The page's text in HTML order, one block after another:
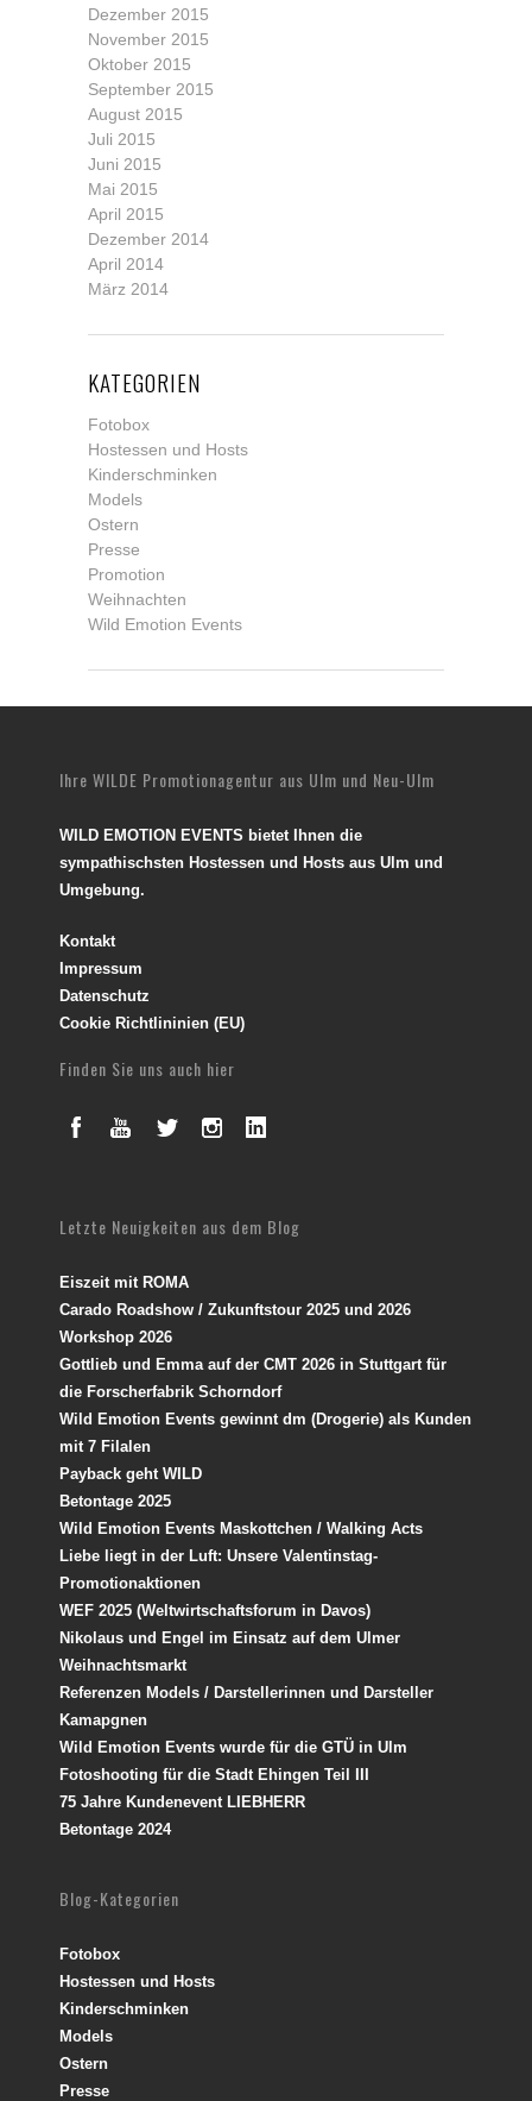
Dezember 2015
November 2015
Oktober 2015
September 2015
August 2015
Juli 2015
Juni 2015
Mai 2015
April 2015
Dezember 2014
April 2014
März 2014
KATEGORIEN
Fotobox
Hostessen und Hosts
Kinderschminken
Models
Ostern
Presse
Promotion
Weihnachten
Wild Emotion Events
Ihre WILDE Promotionagentur aus Ulm und Neu-Ulm
WILD EMOTION EVENTS bietet Ihnen die
sympathischsten Hostessen und Hosts aus Ulm und
Umgebung.
Kontakt
Impressum
Datenschutz
Cookie Richtlininien (EU)
Finden Sie uns auch hier
Letzte Neuigkeiten aus dem Blog
Eiszeit mit ROMA
Carado Roadshow / Zukunftstour 2025 und 2026
Workshop 2026
Gottlieb und Emma auf der CMT 2026 in Stuttgart für
die Forscherfabrik Schorndorf
Wild Emotion Events gewinnt dm (Drogerie) als Kunden
mit 7 Filalen
Payback geht WILD
Betontage 2025
Wild Emotion Events Maskottchen / Walking Acts
Liebe liegt in der Luft: Unsere Valentinstag-
Promotionaktionen
WEF 2025 (Weltwirtschaftsforum in Davos)
Nikolaus und Engel im Einsatz auf dem Ulmer
Weihnachtsmarkt
Referenzen Models / Darstellerinnen und Darsteller
Kamapgnen
Wild Emotion Events wurde für die GTÜ in Ulm
Fotoshooting für die Stadt Ehingen Teil III
75 Jahre Kundenevent LIEBHERR
Betontage 2024
Blog-Kategorien
Fotobox
Hostessen und Hosts
Kinderschminken
Models
Ostern
Presse